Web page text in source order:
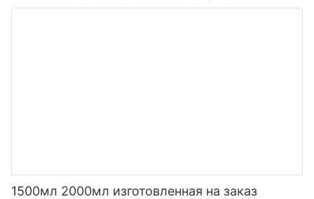
1500мл 2000мл изготовленная на заказ